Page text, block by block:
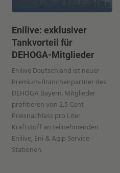
Enilive: exklusiver
Tankvorteil für
DEHOGA-Mitglieder
Enilive Deutschland ist neuer
Premium-Branchenpartner des
DEHOGA Bayern. Mitglieder
profitieren von 2,5 Cent
Preisnachlass pro Liter
Kraftstoff an teilnehmenden
Enilive, Eni & Agip Service-
Stationen.